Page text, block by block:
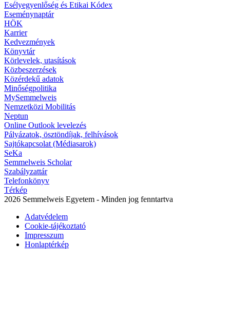
Esélyegyenlőség és Etikai Kódex
Eseménynaptár
HÖK
Karrier
Kedvezmények
Könyvtár
Körlevelek, utasítások
Közbeszerzések
Közérdekű adatok
Minőségpolitika
MySemmelweis
Nemzetközi Mobilitás
Neptun
Online Outlook levelezés
Pályázatok, ösztöndíjak, felhívások
Sajtókapcsolat (Médiasarok)
SeKa
Semmelweis Scholar
Szabályzattár
Telefonkönyv
Térkép
2026 Semmelweis Egyetem - Minden jog fenntartva
Adatvédelem
Cookie-tájékoztató
Impresszum
Honlaptérkép